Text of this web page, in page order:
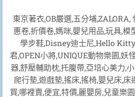
東京著衣,OB嚴選,五分埔,ZALORA,
惠卷,折價卷,媽咪,嬰兒用品,玩具,模
學步鞋,Disney迪士尼,Hello
君,OPEN小將,UNIQUE動物樂園,妖
器,舒壓輔助枕,托腹帶,亞培心美力,
爬行墊,遊戲墊,搖床,搖椅,嬰兒床,床
買,哪裡賣,便宜,特價,麗嬰房,兒童樂